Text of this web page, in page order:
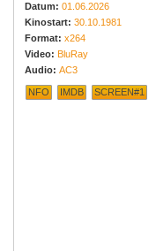
Datum: 01.06.2026
Kinostart: 30.10.1981
Format: x264
Video: BluRay
Audio: AC3
NFO IMDB SCREEN#1